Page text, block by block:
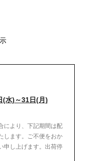
水)～31日(月)
により、下記期間は配
します。ご不便をおか
申し上げます。出荷停